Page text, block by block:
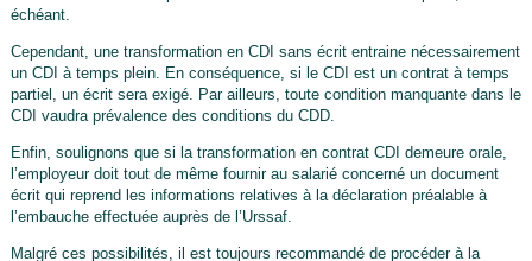
échéant.
Cependant, une transformation en CDI sans écrit entraine nécessairement
un CDI à temps plein. En conséquence, si le CDI est un contrat à temps
partiel, un écrit sera exigé. Par ailleurs, toute condition manquante dans le
CDI vaudra prévalence des conditions du CDD.
Enfin, soulignons que si la transformation en contrat CDI demeure orale,
l’employeur doit tout de même fournir au salarié concerné un document
écrit qui reprend les informations relatives à la déclaration préalable à
l’embauche effectuée auprès de l’Urssaf.
Malgré ces possibilités, il est toujours recommandé de procéder à la